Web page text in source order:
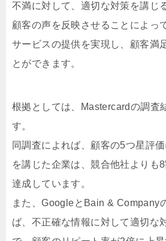
不満に対して、適切な対策を講じ
顧客の声を反映させることによっ
サービスの提供を実現し、顧客満
とができます。
根拠としては、Mastercardの調査
す。
同調査によれば、顧客の5つ星評
を講じた企業は、競合他社よりも
達成しています。
また、GoogleとBain & Company
ば、不正確な情報に対して適切な